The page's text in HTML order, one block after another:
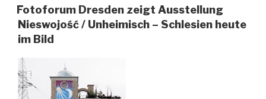
im
Schlesischen
Museum
Görlitz“
Fotoforum Dresden zeigt Ausstellung
Nieswojość / Unheimisch – Schlesien heute
im Bild